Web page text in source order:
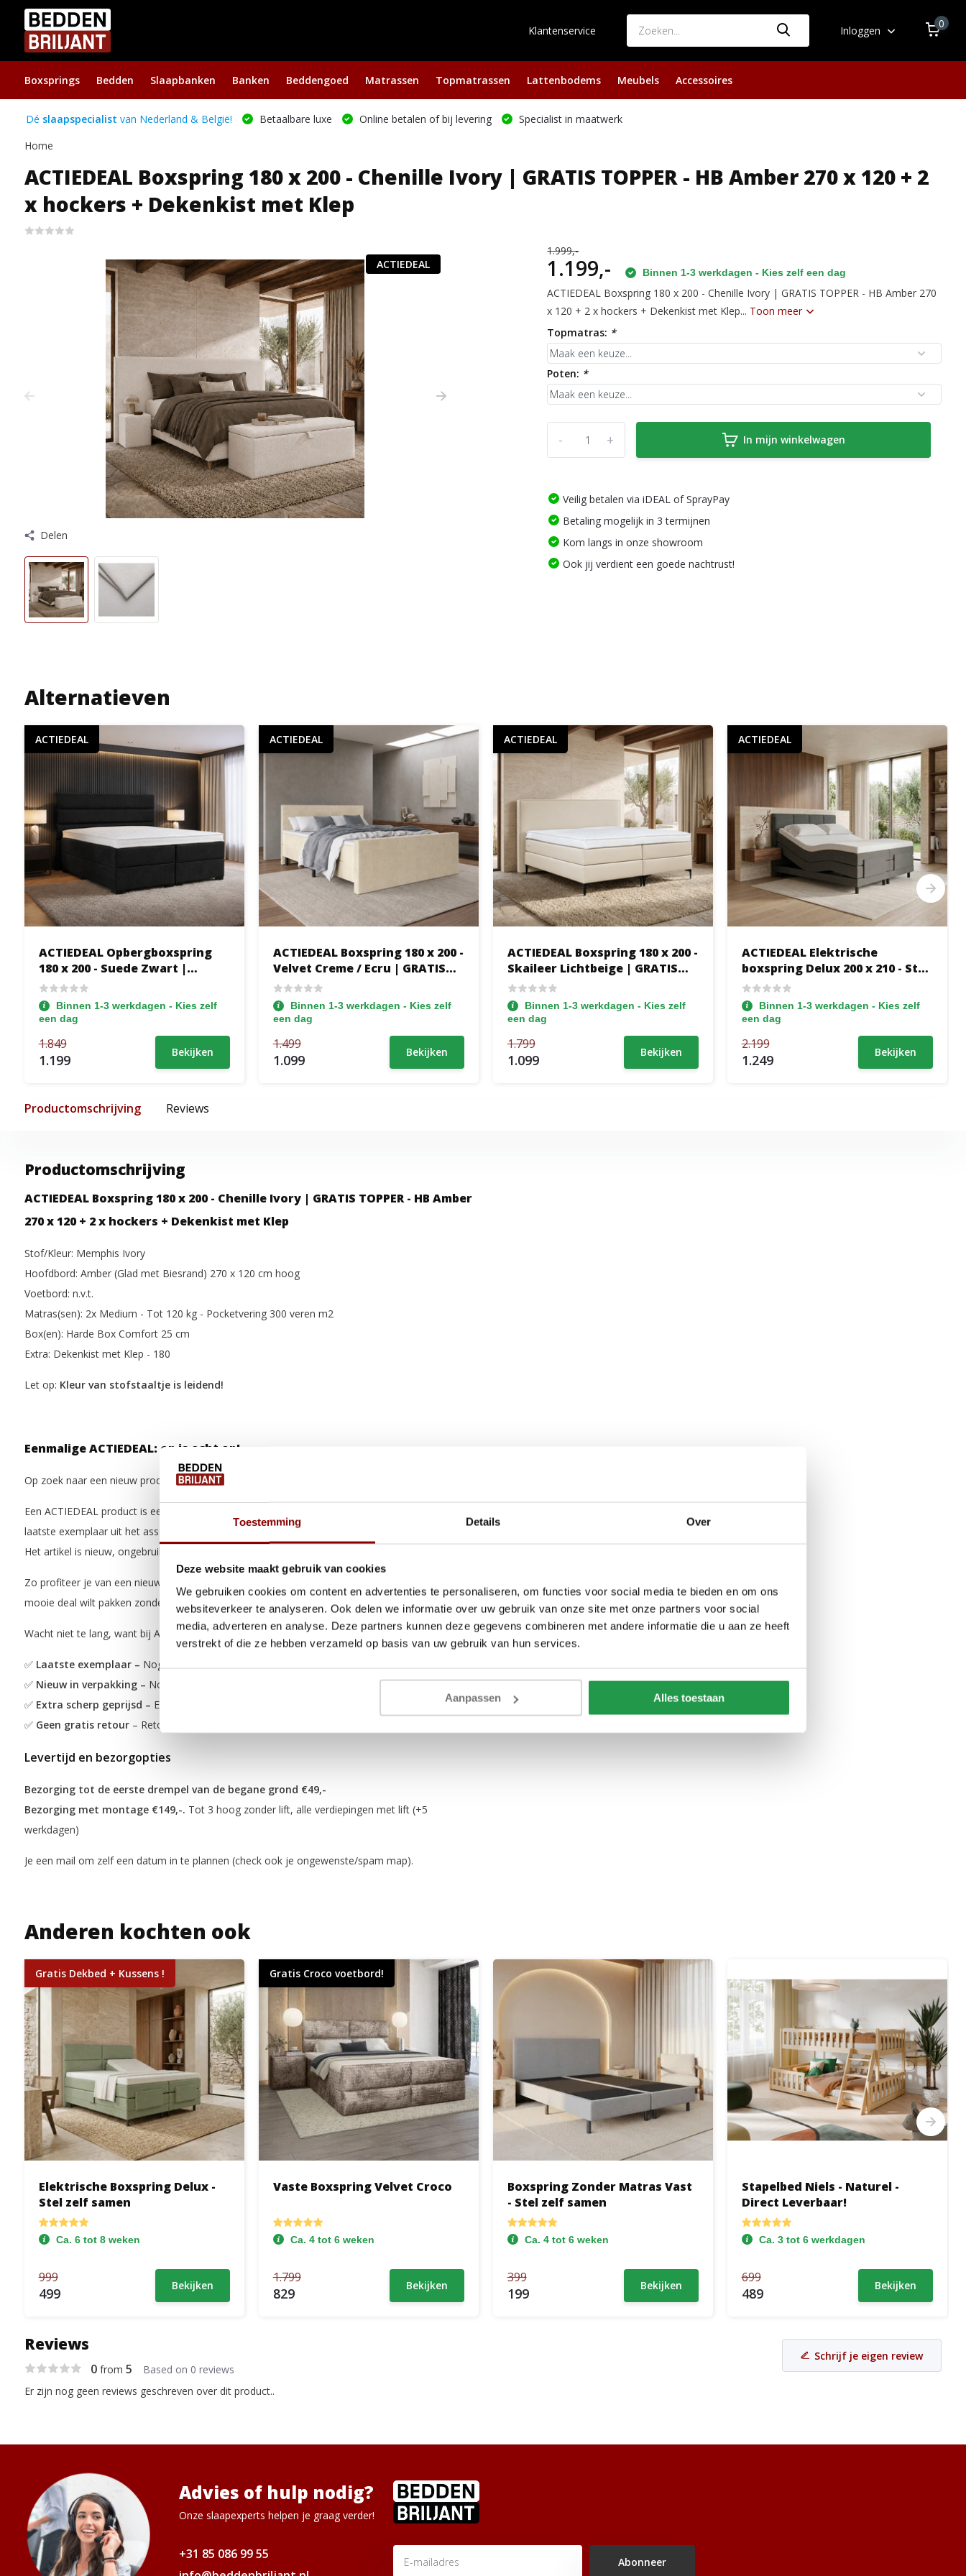
Toestemming Details Over
Deze website maakt gebruik van cookies
We gebruiken cookies om content en advertenties te personaliseren, om functies voor social media te bieden en om ons
websiteverkeer te analyseren. Ook delen we informatie over uw gebruik van onze site met onze partners voor social
media, adverteren en analyse. Deze partners kunnen deze gegevens combineren met andere informatie die u aan ze heeft
verstrekt of die ze hebben verzameld op basis van uw gebruik van hun services.
Aanpassen Alles toestaan
Klantenservice Inloggen
0
Boxsprings Bedden Slaapbanken Banken Beddengoed Matrassen Topmatrassen Lattenbodems Meubels Accessoires
Dé slaapspecialist van Nederland & België! Betaalbare luxe Online betalen of bij levering
Specialist in maatwerk
Home
ACTIEDEAL Boxspring 180 x 200 - Chenille Ivory | GRATIS TOPPER - HB Amber 270 x 120 + 2
x hockers + Dekenkist met Klep
ACTIEDEAL
Delen
1.999,-
1.199,- Binnen 1-3 werkdagen - Kies zelf een dag
ACTIEDEAL Boxspring 180 x 200 - Chenille Ivory | GRATIS TOPPER - HB Amber 270
x 120 + 2 x hockers + Dekenkist met Klep... Toon meer
Topmatras: *
Poten: *
+
- In mijn winkelwagen
Veilig betalen via iDEAL of SprayPay
Betaling mogelijk in 3 termijnen
Kom langs in onze showroom
Ook jij verdient een goede nachtrust!
Alternatieven
ACTIEDEAL
ACTIEDEAL Opbergboxspring
180 x 200 - Suede Zwart |
GRATIS TOPPER - 40 cm Extra
Hoge Opslagruimte +
Hoofdbord Odessa + Medium
Binnen 1-3 werkdagen - Kies zelf
een dag
1.849
1.199 Bekijken
ACTIEDEAL
ACTIEDEAL Boxspring 180 x 200 -
Velvet Creme / Ecru | GRATIS
TOPPER - HB+VB Glad - 30 cm
Pocketbox - 1x Groot Matras
Stevig tot 160 kg
Binnen 1-3 werkdagen - Kies zelf
een dag
1.499
1.099 Bekijken
ACTIEDEAL
ACTIEDEAL Boxspring 180 x 200 -
Skaileer Lichtbeige | GRATIS
TOPPER - Hoofdbord Met
Biesrand + 30 cm pocketboxen
+ Stevige matrassen tot 160 kg
Binnen 1-3 werkdagen - Kies zelf
een dag
1.799
1.099 Bekijken
ACTIEDEAL
ACTIEDEAL Elektrische
boxspring Delux 200 x 210 - Stof
Antraciet | Hoofdbord Glad +
2x Pocket Medium tot 140 kg
Binnen 1-3 werkdagen - Kies zelf
een dag
2.199
1.249 Bekijken
Productomschrijving Reviews
Productomschrijving
ACTIEDEAL Boxspring 180 x 200 - Chenille Ivory | GRATIS TOPPER - HB Amber
270 x 120 + 2 x hockers + Dekenkist met Klep
Stof/Kleur: Memphis Ivory
Hoofdbord: Amber (Glad met Biesrand) 270 x 120 cm hoog
Voetbord: n.v.t.
Matras(sen): 2x Medium - Tot 120 kg - Pocketvering 300 veren m2
Box(en): Harde Box Comfort 25 cm
Extra: Dekenkist met Klep - 180
Let op: Kleur van stofstaaltje is leidend!
Eenmalige ACTIEDEAL: op is echt op!
Op zoek naar een nieuw product voor een extra scherpe prijs?
Een ACTIEDEAL product is een artikel waarvan nog slechts een op voorraad zijn. Denk aan een
laatste exemplaar uit het assortiment of een product dat wel is besteld, maar nooit is afgehaald.
Het artikel is nieuw, ongebruikt en zit nog in de originele verpakking.
Zo profiteer je van een nieuw product met extra korting. Ideaal als je snel wilt schakelen en een
mooie deal wilt pakken zonder in te leveren op kwaliteit.
Wacht niet te lang, want bij ACTIEDEAL producten geldt: op is echt op.
✅ Laatste exemplaar – Nog maar een of enkele stuks beschikbaar en niet na te bestellen
✅ Nieuw in verpakking – Nooit gebruikt en direct leverbaar
✅ Extra scherp geprijsd – Een nieuw product voor een lagere prijs
✅ Geen gratis retour– Retour mogelijk voor €99,-
Levertijd en bezorgopties
Bezorging tot de eerste drempel van de begane grond €49,-
Bezorging met montage €149,-. Tot 3 hoog zonder lift, alle verdiepingen met lift (+5
werkdagen)
Je een mail om zelf een datum in te plannen (check ook je ongewenste/spam map).
Anderen kochten ook
Gratis Dekbed + Kussens !
Elektrische Boxspring Delux -
Stel zelf samen
Ca. 6 tot 8 weken
999
499 Bekijken
Gratis Croco voetbord!
Vaste Boxspring Velvet Croco
Ca. 4 tot 6 weken
1.799
829 Bekijken
Boxspring Zonder Matras Vast
- Stel zelf samen
Ca. 4 tot 6 weken
399
199 Bekijken
Stapelbed Niels - Naturel -
Direct Leverbaar!
Ca. 3 tot 6 werkdagen
699
489 Bekijken
Reviews
0from 5 Based on 0 reviews
Schrijf je eigen review
Er zijn nog geen reviews geschreven over dit product..
Advies of hulp nodig?
Onze slaapexperts helpen je graag verder!
+31 85 086 99 55
Abonneer